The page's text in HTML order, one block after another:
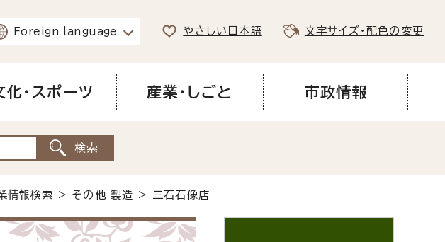
Foreign language やさしい日本語 文字サイズ・配色の変更
化・スポーツ 産業・しごと 市政情報
情報検索 >その他 製造 > 三石石像店